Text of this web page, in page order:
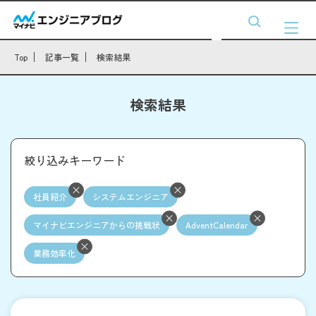
Top 記事一覧 検索結果
検索結果
絞り込みキーワード
社員紹介 システムエンジニア
マイナビエンジニアからの挑戦状 AdventCalendar
業務効率化